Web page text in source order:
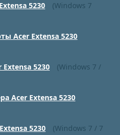
5230
(Windows 7
Acer Extensa 5230
5230
(Windows 7 /
Acer Extensa 5230
5230
(Windows 7 / 7